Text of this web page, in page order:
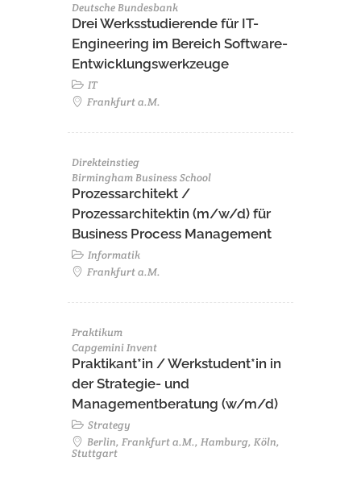
Deutsche Bundesbank
Drei Werksstudierende für IT-
Engineering im Bereich Software-
Entwicklungswerkzeuge
IT
Frankfurt a.M.
Direkteinstieg
Birmingham Business School
Prozessarchitekt /
Prozessarchitektin (m/w/d) für
Business Process Management
Informatik
Frankfurt a.M.
Praktikum
Capgemini Invent
Praktikant*in / Werkstudent*in in
der Strategie- und
Managementberatung (w/m/d)
Strategy
Berlin, Frankfurt a.M., Hamburg, Köln,
Stuttgart